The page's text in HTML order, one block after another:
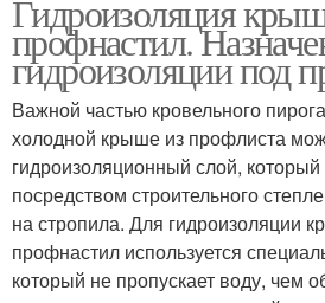
Гидроизоляция
профнастил.
гидроизоляции под
Важной частью кровельного
холодной крыше из профлиста
гидроизоляционный слой, который
посредством строительного
на стропила. Для гидроизоляции
профнастил используется
который не пропускает воду, чем